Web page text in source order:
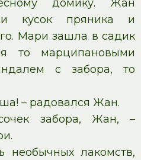
домику. Жан
кусок пряника и
Мари зашла в садик
то марципановыми
с забора, то
– радовался Жан.
забора, Жан, –
необычных лакомств,